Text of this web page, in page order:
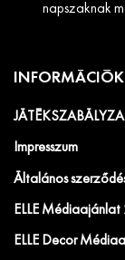
napszaknak
INFORMÁCIÓK
Impresszum
Általános
ELLE
ELLE Decor